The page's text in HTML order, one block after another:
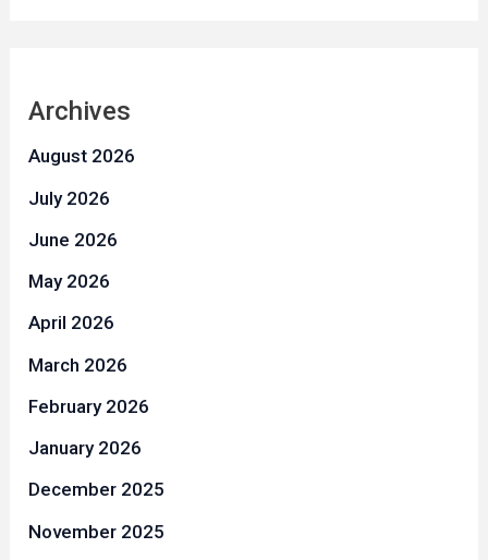
Archives
August 2026
July 2026
June 2026
May 2026
April 2026
March 2026
February 2026
January 2026
December 2025
November 2025